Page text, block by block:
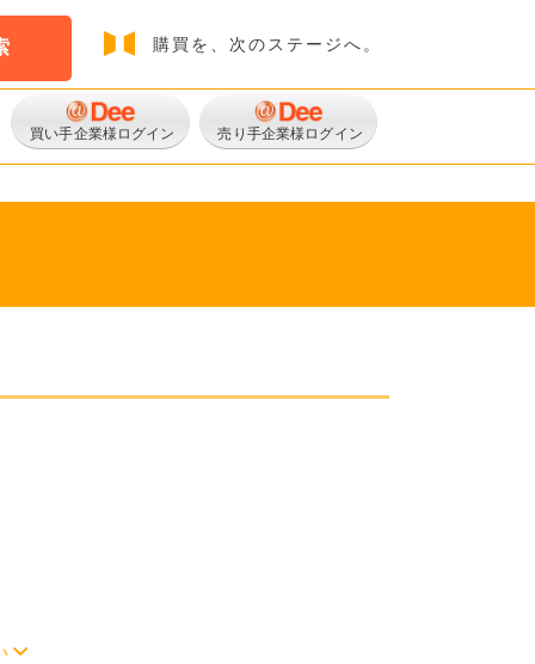
購買を、次のステージへ。
売り手企業様ログイン
買い手企業様ログイン